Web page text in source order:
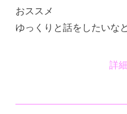
おススメ
ゆっくりと話をしたいな
詳